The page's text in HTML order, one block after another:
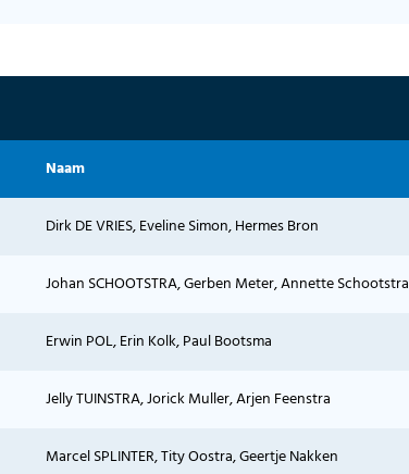
Naam
Dirk DE VRIES, Eveline Simon, Hermes Bron
Johan SCHOOTSTRA, Gerben Meter, Annette Schootstra
Erwin POL, Erin Kolk, Paul Bootsma
Jelly TUINSTRA, Jorick Muller, Arjen Feenstra
Marcel SPLINTER, Tity Oostra, Geertje Nakken